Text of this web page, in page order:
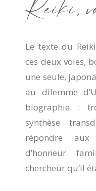
Le texte du
ces deux voies,
une seule,
au dilemme
biographie :
synthèse
répondre aux
d’honneur
chercheur qu’il